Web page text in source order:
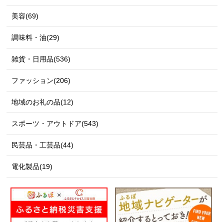
美容(69)
調味料・油(29)
雑貨・日用品(536)
ファッション(206)
地域のお礼の品(12)
スポーツ・アウトドア(543)
民芸品・工芸品(44)
電化製品(19)